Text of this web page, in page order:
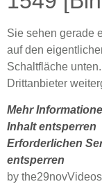
Sie sehen gerade
auf den
Schaltfläche
Drittanbieter
Mehr
Inhalt entsperren
Erforderlichen
entsperren
by the29novVideos